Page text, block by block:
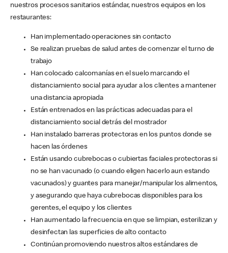
nuestros procesos sanitarios estándar, nuestros equipos en los
restaurantes:
Han implementado operaciones sin contacto
Se realizan pruebas de salud antes de comenzar el turno de
trabajo
Han colocado calcomanías en el suelo marcando el
distanciamiento social para ayudar a los clientes a mantener
una distancia apropiada
Están entrenados en las prácticas adecuadas para el
distanciamiento social detrás del mostrador
Han instalado barreras protectoras en los puntos donde se
hacen las órdenes
Están usando cubrebocas o cubiertas faciales protectoras si
no se han vacunado (o cuando eligen hacerlo aun estando
vacunados) y guantes para manejar/manipular los alimentos,
y asegurando que haya cubrebocas disponibles para los
gerentes, el equipo y los clientes
Han aumentado la frecuencia en que se limpian, esterilizan y
desinfectan las superficies de alto contacto
Continúan promoviendo nuestros altos estándares de